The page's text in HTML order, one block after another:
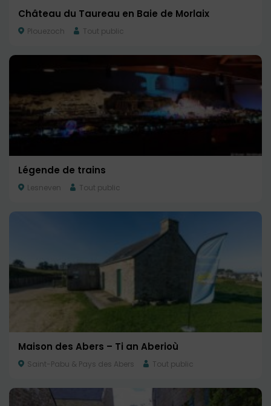
Château du Taureau en Baie de Morlaix
Plouezoch Tout public
Légende de trains
Lesneven Tout public
Maison des Abers – Ti an Aberioù
Saint-Pabu & Pays des Abers Tout public